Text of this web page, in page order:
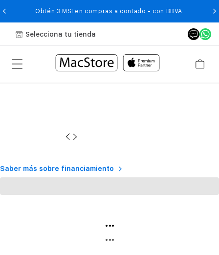
Obtén 3 MSI en compras a contado - con BBVA
Selecciona tu tienda
Saber más sobre financiamiento
...
...